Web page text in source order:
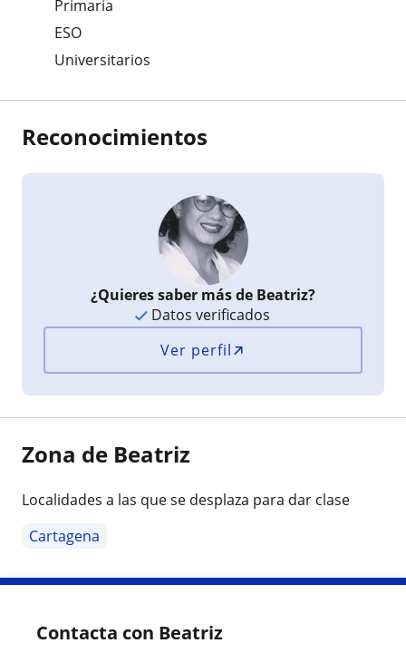
Primaria
ESO
Universitarios
Reconocimientos
¿Quieres saber más de Beatriz?
Datos verificados
Ver perfil
Zona de Beatriz
Localidades a las que se desplaza para dar clase
Cartagena
Contacta con Beatriz